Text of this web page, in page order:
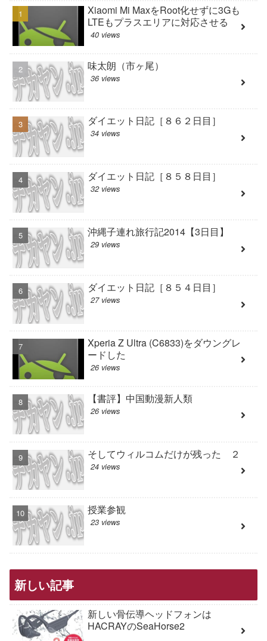
Xiaomi Mi MaxをRoot化せずに3Gも
LTEもプラスエリアに対応させる
40 views
味太朗（市ヶ尾）
36 views
ダイエット日記［８６２日目］
34 views
ダイエット日記［８５８日目］
32 views
沖縄子連れ旅行記2014【3日目】
29 views
ダイエット日記［８５４日目］
27 views
Xperia Z Ultra (C6833)をダウングレ
ードした
26 views
【書評】中国動漫新人類
26 views
そしてウィルコムだけが残った ２
24 views
授業参観
23 views
新しい記事
新しい骨伝導ヘッドフォンは
HACRAYのSeaHorse2